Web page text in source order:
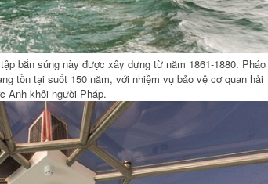
bắn súng này được xây dựng từ năm 1861-1880. Pháo
tồn tại suốt 150 năm, với nhiệm vụ bảo vệ cơ quan hải
Anh khỏi người Pháp.